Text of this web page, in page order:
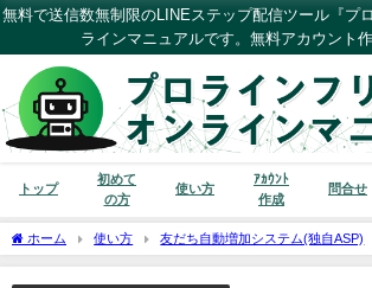
無料で送信数無制限のLINEステップ配信ツール『プ
ラインマニュアルです。無料アカウント
トップ
初めて
の方
使い方
ｱｶｳﾝﾄ
作成
問合せ
ホーム 使い方 友だち自動増加システム(独自ASP)
とリッチメニュー使った紹介方法